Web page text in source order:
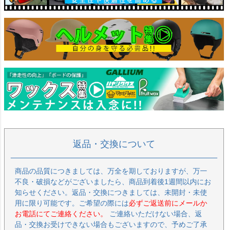
返品・交換について
商品の品質につきましては、万全を期しておりますが、万一
不良・破損などがございましたら、商品到着後1週間以内にお
知らせください。返品・交換につきましては、未開封・未使
用に限り可能です。ご希望の際には必ずご返送前にメールか
お電話にてご連絡ください。
ご連絡いただけない場合、返
品・交換お受けできない場合もございますので、予めご了承